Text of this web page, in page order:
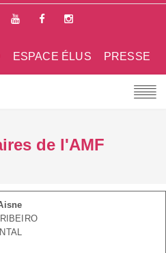
PRESSE
ESPACE ÉLUS
de l'AMF